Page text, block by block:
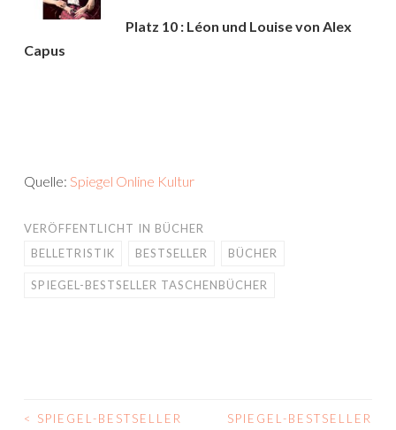
Platz 10 : Léon und Louise von Alex
Capus
Quelle: Spiegel Online Kultur
VERÖFFENTLICHT IN BÜCHER
BELLETRISTIK
BESTSELLER BÜCHER
SPIEGEL-BESTSELLER TASCHENBÜCHER
<
SPIEGEL-BESTSELLER
SPIEGEL-BESTSELLER